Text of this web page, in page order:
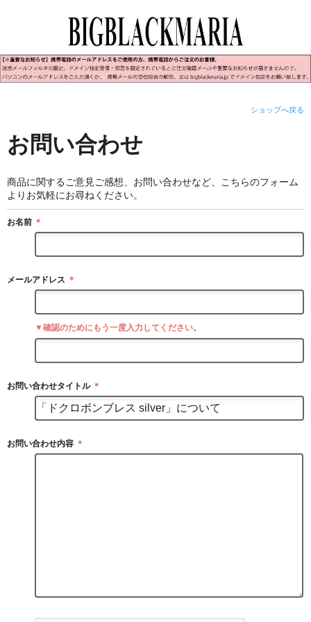
ショップへ戻る
お問い合わせ
商品に関するご意見ご感想、お問い合わせなど、こちらのフォーム
よりお気軽にお尋ねください。
お名前 ＊
メールアドレス ＊
▼確認のためにもう一度入力してください。
お問い合わせタイトル ＊
お問い合わせ内容 ＊